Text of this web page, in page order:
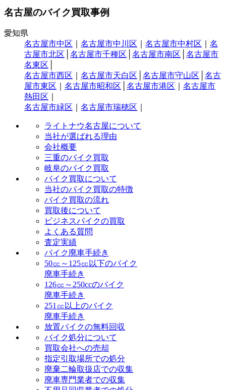
名古屋のバイク買取事例
愛知県
名古屋市中区
名古屋市中川区 名古屋市中村区
名
古屋市北区
名古屋市千種区 名古屋市南区
名古屋市
名東区
名古屋市西区
名古屋市天白区 名古屋市守山区
名古
屋市東区
名古屋市昭和区 名古屋市港区
名古屋市
熱田区
名古屋市緑区
名古屋市瑞穂区
ライトナウ名古屋について
当社が選ばれる理由
会社概要
三重のバイク買取
岐阜のバイク買取
バイク買取について
当社のバイク買取の特徴
バイク買取の流れ
買取後について
ビジネスバイクの買取
よくある質問
査定実績
バイク廃車手続き
50㏄～125㏄以下のバイク
廃車手続き
126㏄～250ccのバイク
廃車手続き
251㏄以上のバイク
廃車手続き
放置バイクの無料回収
バイク処分について
買取会社への売却
指定引取場所での処分
廃棄二輪取扱店での収集
廃車専門業者での収集